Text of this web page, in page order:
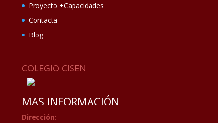
Proyecto +Capacidades
Contacta
Blog
COLEGIO CISEN
MAS INFORMACIÓN
Dirección: